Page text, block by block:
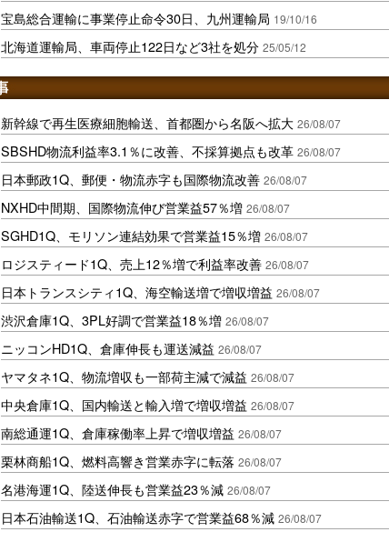
宝島総合運輸に事業停止命令30日、九州運輸局 19/10/16
北海道運輸局、車両停止122日など3社を処分 25/05/12
新幹線で再生医療細胞輸送、首都圏から名阪へ拡大 26/08/07
SBSHD物流利益率3.1％に改善、不採算拠点も改革 26/08/07
日本郵政1Q、郵便・物流赤字も国際物流改善 26/08/07
NXHD中間期、国際物流伸び営業益57％増 26/08/07
SGHD1Q、モリソン連結効果で営業益15％増 26/08/07
ロジスティード1Q、売上12％増で利益率改善 26/08/07
日本トランスシティ1Q、海空輸送増で増収増益 26/08/07
渋沢倉庫1Q、3PL好調で営業益18％増 26/08/07
ニッコンHD1Q、倉庫伸長も運送減益 26/08/07
ヤマタネ1Q、物流増収も一部荷主減で減益 26/08/07
中央倉庫1Q、国内輸送と輸入増で増収増益 26/08/07
南総通運1Q、倉庫稼働率上昇で増収増益 26/08/07
栗林商船1Q、燃料高響き営業赤字に転落 26/08/07
名港海運1Q、陸送伸長も営業益23％減 26/08/07
日本石油輸送1Q、石油輸送赤字で営業益68％減 26/08/07